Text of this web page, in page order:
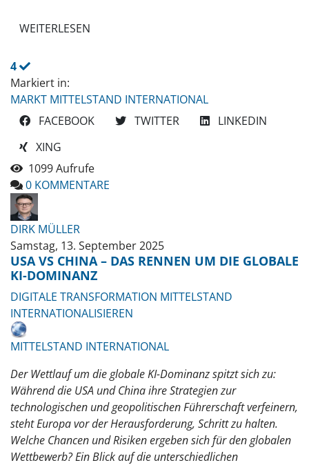
WEITERLESEN
4
Markiert in:
MARKT MITTELSTAND INTERNATIONAL
FACEBOOK
TWITTER
LINKEDIN
XING
1099 Aufrufe
0 KOMMENTARE
DIRK MÜLLER
Samstag, 13. September 2025
USA VS CHINA – DAS RENNEN UM DIE GLOBALE
KI-DOMINANZ
DIGITALE TRANSFORMATION MITTELSTAND
INTERNATIONALISIEREN
MITTELSTAND INTERNATIONAL
Der Wettlauf um die globale KI-Dominanz spitzt sich zu:
Während die USA und China ihre Strategien zur
technologischen und geopolitischen Führerschaft verfeinern,
steht Europa vor der Herausforderung, Schritt zu halten.
Welche Chancen und Risiken ergeben sich für den globalen
Wettbewerb? Ein Blick auf die unterschiedlichen